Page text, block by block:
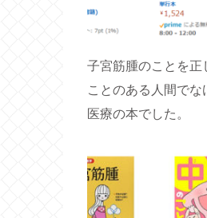
子宮筋腫のことを正
ことのある人間で
医療の本でした。